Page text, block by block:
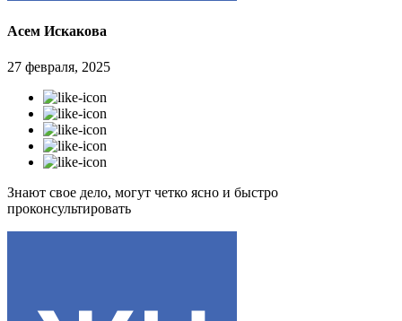
Асем Искакова
27 февраля, 2025
Знают свое дело, могут четко ясно и быстро
проконсультировать